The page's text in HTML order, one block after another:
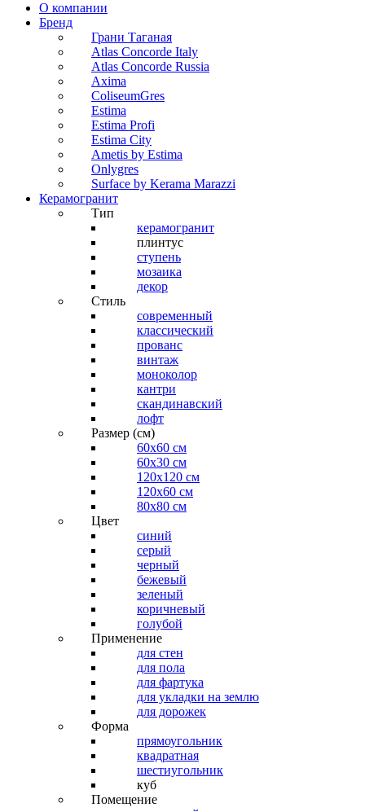
О компании
Бренд
Грани Таганая
Atlas Concorde Italy
Atlas Concorde Russia
Axima
ColiseumGres
Estima
Estima Profi
Estima City
Ametis by Estima
Onlygres
Surface by Kerama Marazzi
Керамогранит
Тип
керамогранит
плинтус
ступень
мозаика
декор
Стиль
современный
классический
прованс
винтаж
моноколор
кантри
скандинавский
лофт
Размер (см)
60х60 см
60x30 см
120x120 см
120x60 см
80x80 см
Цвет
синий
серый
черный
бежевый
зеленый
коричневый
голубой
Применение
для стен
для пола
для фартука
для укладки на землю
для дорожек
Форма
прямоугольник
квадратная
шестиугольник
куб
Помещение